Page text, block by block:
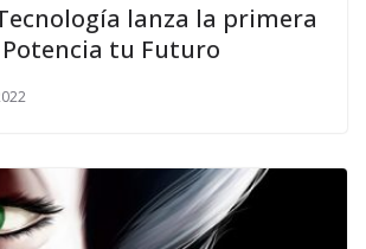
lanza la primera
tu Futuro